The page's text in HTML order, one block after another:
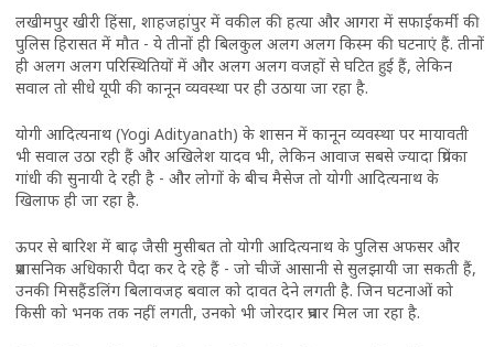
लखीमपुर खीरी हिंसा, शाहजहांपुर में वकील की हत्या और आगरा में सफाईकर्मी की
पुलिस हिरासत में मौत - ये तीनों ही बिलकुल अलग अलग किस्म की घटनाएं हैं. तीनों
ही अलग अलग परिस्थितियों में और अलग अलग वजहों से घटित हुई हैं, लेकिन
सवाल तो सीधे यूपी की कानून व्यवस्था पर ही उठाया जा रहा है.
योगी आदित्यनाथ (Yogi Adityanath) के शासन में कानून व्यवस्था पर मायावती
भी सवाल उठा रही हैं और अखिलेश यादव भी, लेकिन आवाज सबसे ज्यादा प्रियंका
गांधी की सुनायी दे रही है - और लोगों के बीच मैसेज तो योगी आदित्यनाथ के
खिलाफ ही जा रहा है.
ऊपर से बारिश में बाढ़ जैसी मुसीबत तो योगी आदित्यनाथ के पुलिस अफसर और
प्रशासनिक अधिकारी पैदा कर दे रहे हैं - जो चीजें आसानी से सुलझायी जा सकती हैं,
उनकी मिसहैंडलिंग बिलावजह बवाल को दावत देने लगती है. जिन घटनाओं को
किसी को भनक तक नहीं लगती, उनको भी जोरदार प्रचार मिल जा रहा है.